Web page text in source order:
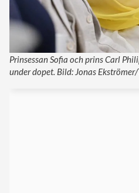
Prinsessan Sofia och prins Carl
under dopet. Bild: Jonas